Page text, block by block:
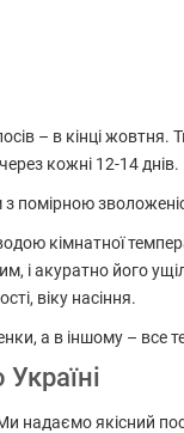
– в кінці жовтня.
кожні 12-14 днів.
з помірною
кімнатної
і акуратно його
віку насіння.
а в іншому – все
надаємо якісний